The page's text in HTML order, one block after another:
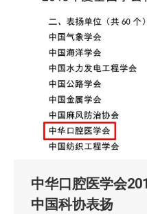
中华口腔医学会
中国科协表扬